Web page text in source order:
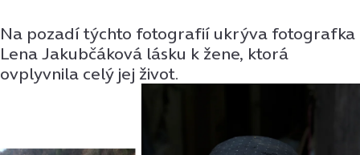
Na pozadí týchto fotografií ukrýva fotografka
Lena Jakubčáková lásku k žene, ktorá
ovplyvnila celý jej život.